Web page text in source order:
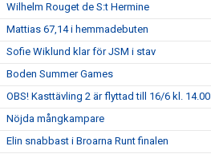
Wilhelm Rouget de S:t Hermine
Mattias 67,14 i hemmadebuten
Sofie Wiklund klar för JSM i stav
Boden Summer Games
OBS! Kasttävling 2 är flyttad till 16/6 kl. 14.00
Nöjda mångkampare
Elin snabbast i Broarna Runt finalen